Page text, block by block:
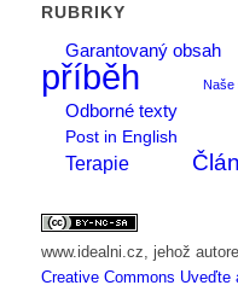
RUBRIKY
Garantovaný obsah
příběh
Naše
Odborné texty
Post in English
Terapie
www.idealni.cz , jehož
Creative Commons Uveďte